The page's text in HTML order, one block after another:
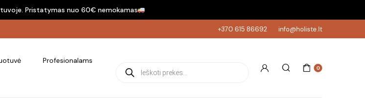
Pristatymas nuo 60€ nemokamas
+370 615 86692 info@holiste.lt
Profesionalams
Products search 0